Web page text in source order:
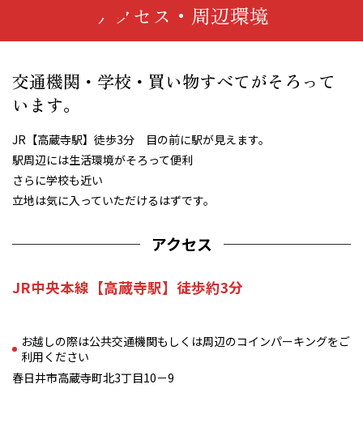
アクセス・周辺環境
交通機関・学校・買い物すべてがそろって
います。
JR【高蔵寺駅】徒歩3分 目の前に駅が見えます。
駅周辺には生活環境がそろって便利
さらに学校も近い
立地は気に入っていただけるはずです。
アクセス
JR中央本線【高蔵寺駅】徒歩約3分
お越しの際は公共交通機関もしくは周辺のコインパーキングをご
利用ください
春日井市高蔵寺町北3丁目10－9